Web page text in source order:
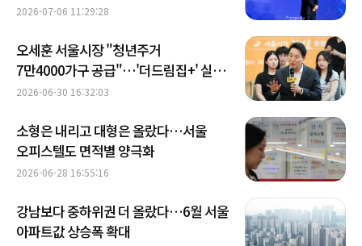
2026-07-06 11:29:28
오세훈 서울시장 "청년주거
7만4000가구 공급"…'더드림집+' 실행
속도
2026-06-30 16:32:03
소형은 내리고 대형은 올랐다…서울
오피스텔도 면적별 양극화
2026-06-28 16:55:16
강남보다 중하위권 더 올랐다…6월 서울
아파트값 상승폭 확대